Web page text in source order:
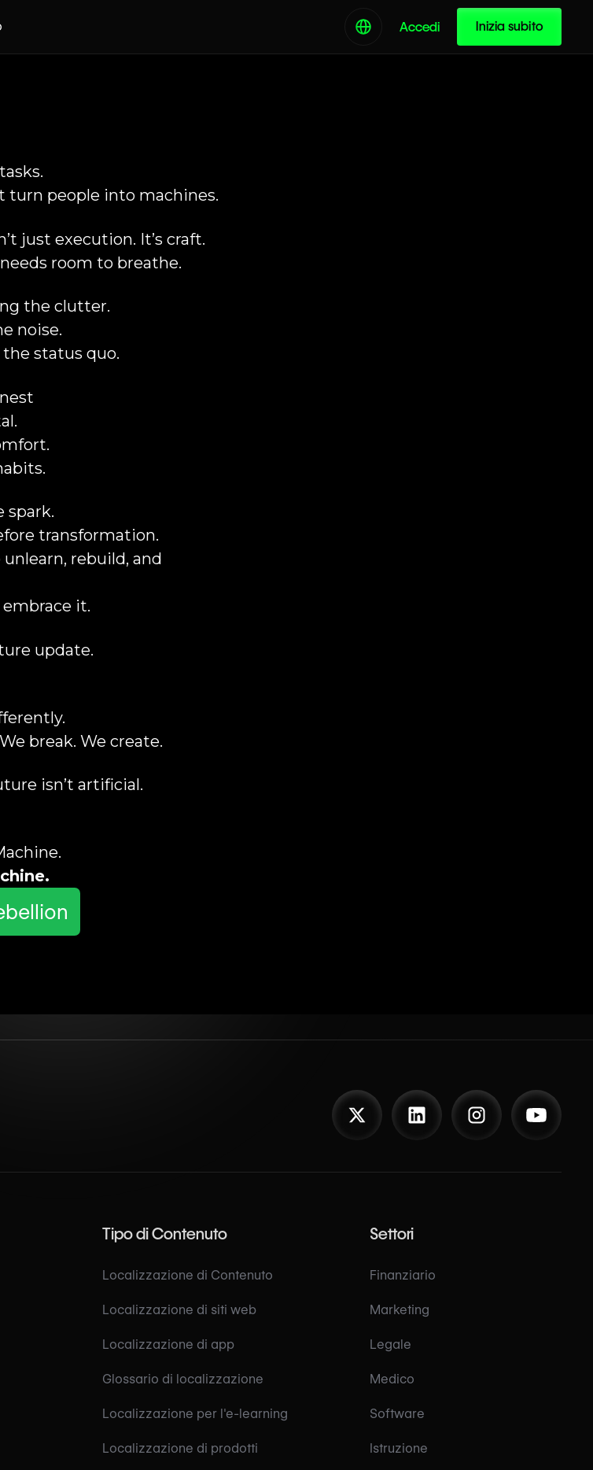
Accedi Inizia subito
turn people into machines.
just execution. It’s craft.
room to breathe.
the clutter.
noise.
status quo.
spark.
transformation.
rebuild, and
embrace it.
update.
break. We create.
isn’t artificial.
Tipo di Contenuto
Localizzazione di Contenuto
Localizzazione di siti web
Localizzazione di app
Glossario di localizzazione
Localizzazione per l'e-learning
Localizzazione di prodotti
Settori
Finanziario
Marketing
Legale
Medico
Software
Istruzione